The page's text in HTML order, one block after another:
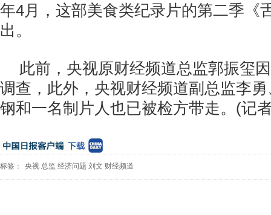
年4月，这部美食类纪录片的第二季《
出。
此前，央视原财经频道总监郭振玺
调查，此外，央视财经频道副总监李
钢和一名制片人也已被检方带走。(记
标签： 央视 总监 经济问题 刘文 财经频道